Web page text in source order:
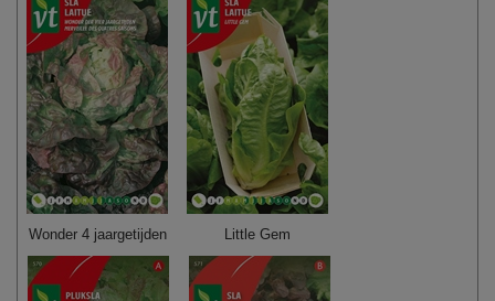
Wonder 4 jaargetijden Little Gem